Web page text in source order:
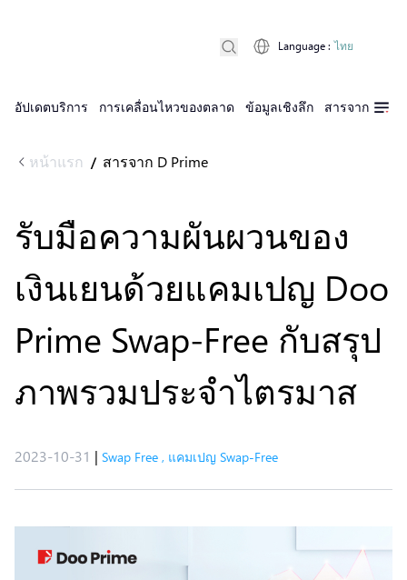
อัปเดตบริการ การเคลื่อนไหวของตลาด ข้อมูลเชิงลึก สารจาก D
Language : ไทย
หน้าแรก / สารจาก D Prime
รับมือความผันผวนของ
เงินเยนด้วยแคมเปญ Doo
Prime Swap-Free กับสรุป
ภาพรวมประจำไตรมาส
2023-10-31 | Swap Free , แคมเปญ Swap-Free